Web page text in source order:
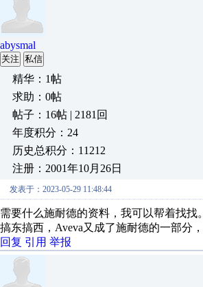
abysmal
关注 私信
精华：1帖
求助：0帖
帖子：16帖 | 2181回
年度积分：24
历史总积分：11212
注册：2001年10月26日
发表于：2023-05-29 11:48:44
需要什么施耐德的资料，我可以帮着找找。
搞东搞西，Aveva又成了施耐德的一部分
回复 引用 举报